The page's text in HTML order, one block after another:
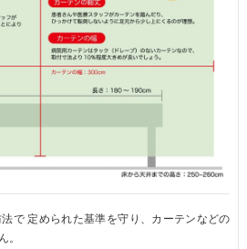
で 定められた基準を守り、カーテンなどの
。